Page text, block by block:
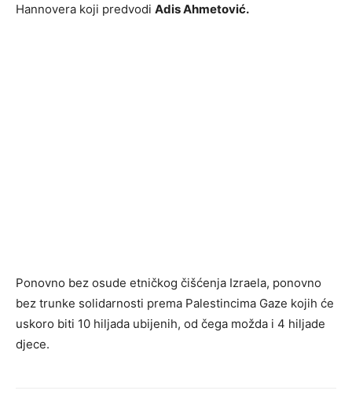
Hannovera koji predvodi Adis Ahmetović.
Ponovno bez osude etničkog čišćenja Izraela, ponovno
bez trunke solidarnosti prema Palestincima Gaze kojih će
uskoro biti 10 hiljada ubijenih, od čega možda i 4 hiljade
djece.